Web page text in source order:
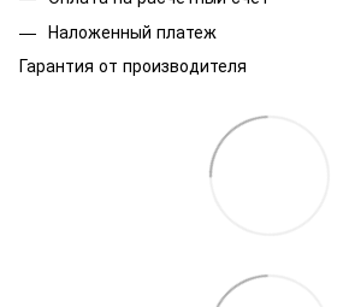
Наложенный платеж
Гарантия от производителя